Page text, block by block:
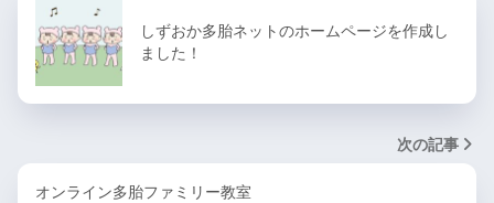
しずおか多胎ネットのホームページを作成し
ました！
次の記事
オンライン多胎ファミリー教室